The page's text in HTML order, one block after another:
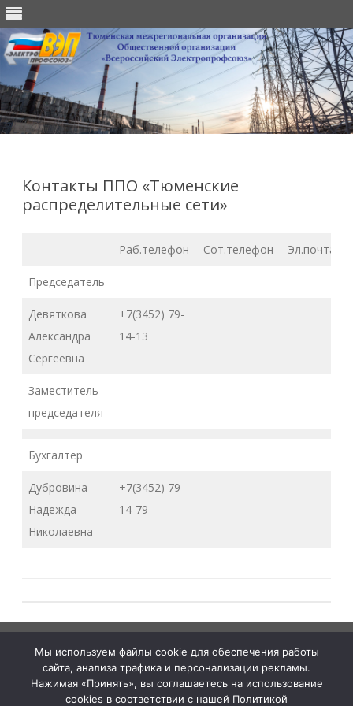
Контакты ППО «Тюменские
распределительные сети»
Раб.телефон Сот.телефон Эл.почта
Председатель
Девяткова
Александра
Сергеевна
+7(3452) 79-
14-13
Заместитель
председателя
Бухгалтер
Дубровина
Надежда
Николаевна
+7(3452) 79-
14-79
межрегиональная
организация
GalussoThemes.com
Работает на
Мы используем файлы cookie для обеспечения работы
сайта, анализа трафика и персонализации рекламы.
Нажимая «Принять», вы соглашаетесь на использование
cookies в соответствии с нашей Политикой